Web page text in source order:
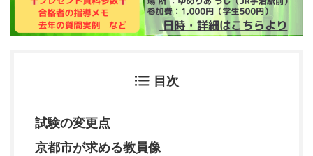
目次
試験の変更点
京都市が求める教員像